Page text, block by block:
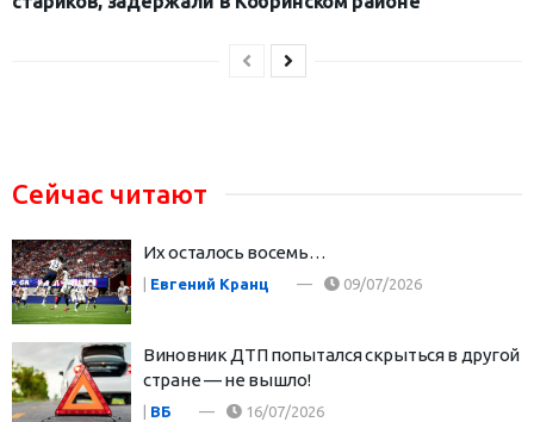
Сейчас читают
Их осталось восемь…
| Евгений Кранц 09/07/2026
Виновник ДТП попытался скрыться в другой
стране — не вышло!
ВБ 16/07/2026